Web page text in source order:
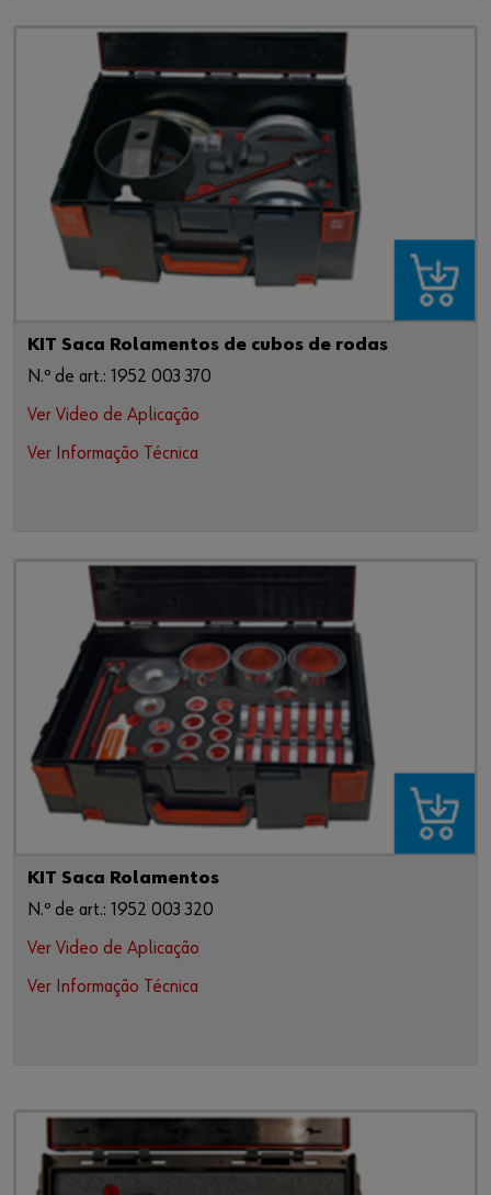
KIT Saca Rolamentos de cubos de rodas
N.º de art.: 1952 003 370
Ver Video de Aplicação
Ver Informação Técnica
KIT Saca Rolamentos
N.º de art.: 1952 003 320
Ver Video de Aplicação
Ver Informação Técnica